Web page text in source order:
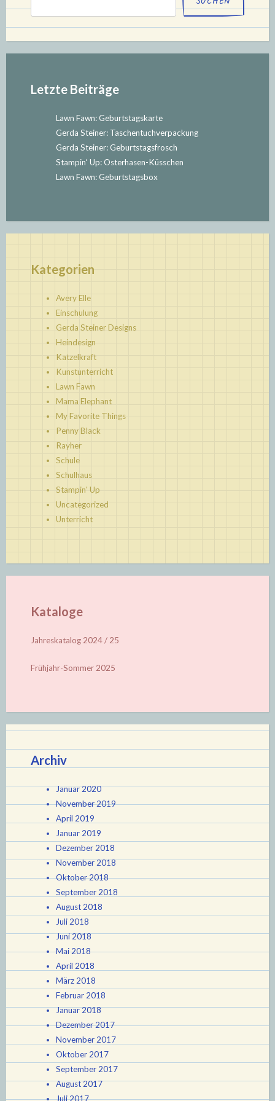
Letzte Beiträge
Lawn Fawn: Geburtstagskarte
Gerda Steiner: Taschentuchverpackung
Gerda Steiner: Geburtstagsfrosch
Stampin‘ Up: Osterhasen-Küsschen
Lawn Fawn: Geburtstagsbox
Kategorien
Avery Elle
Einschulung
Gerda Steiner Designs
Heindesign
Katzelkraft
Kunstunterricht
Lawn Fawn
Mama Elephant
My Favorite Things
Penny Black
Rayher
Schule
Schulhaus
Stampin' Up
Uncategorized
Unterricht
Kataloge
Jahreskatalog 2024 / 25
Frühjahr-Sommer 2025
Archiv
Januar 2020
November 2019
April 2019
Januar 2019
Dezember 2018
November 2018
Oktober 2018
September 2018
August 2018
Juli 2018
Juni 2018
Mai 2018
April 2018
März 2018
Februar 2018
Januar 2018
Dezember 2017
November 2017
Oktober 2017
September 2017
August 2017
Juli 2017